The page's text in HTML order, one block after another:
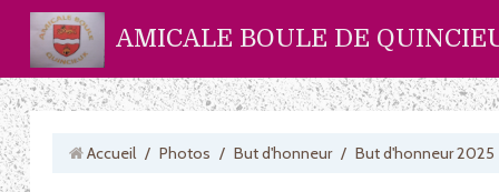
AMICALE BOULE DE
Accueil / Photos / But d'honneur / But d'honneur 2025